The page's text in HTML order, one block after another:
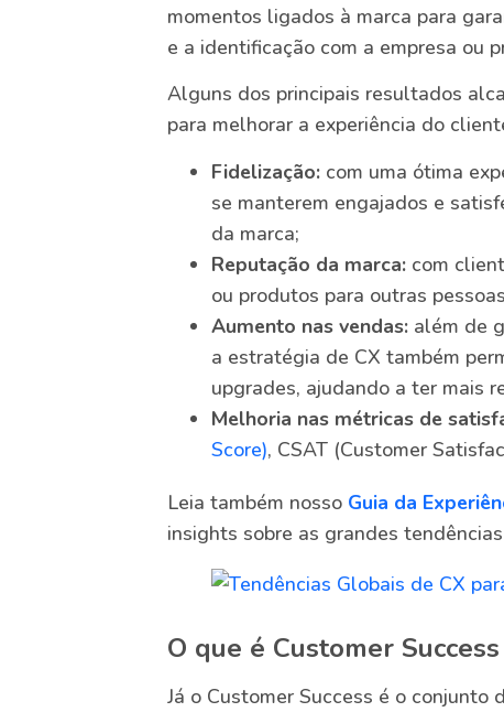
momentos ligados à marca para
e a identificação com a empresa ou
Alguns dos principais resultados
para melhorar a experiência do
Fidelização: com uma ótima
se manterem engajados e
da marca;
Reputação da marca: com
ou produtos para outras
Aumento nas vendas: além de
a estratégia de CX também
upgrades, ajudando a ter mais
Melhoria nas métricas de
Score), CSAT (Customer
Leia também nosso Guia da
insights sobre as grandes
O que é Customer Success
Já o Customer Success é o